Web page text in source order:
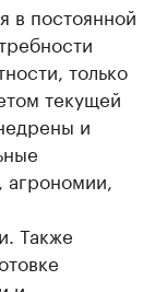
в постоянной
только
текущей
и
Также